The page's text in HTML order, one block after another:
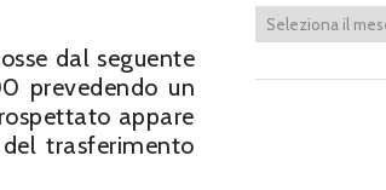
dal seguente
prevedendo un
appare
trasferimento